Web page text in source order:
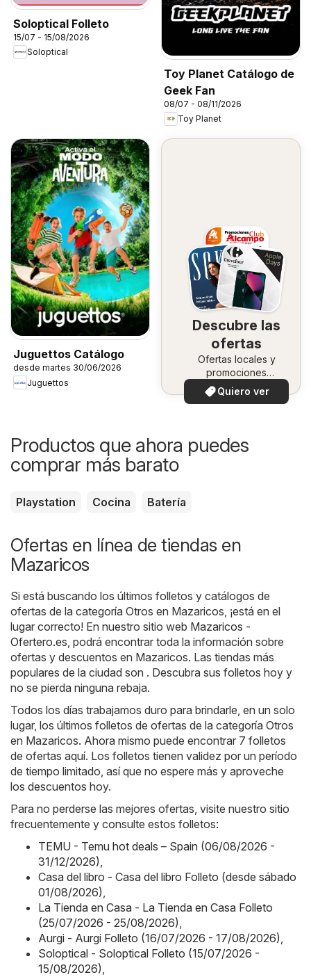
Soloptical Folleto
15/07 - 15/08/2026
Soloptical
Toy Planet Catálogo de
Geek Fan
08/07 - 08/11/2026
Toy Planet
Juguettos Catálogo
desde martes 30/06/2026
Juguettos
Descubre las
ofertas
Ofertas locales y
promociones
especiales.
Quiero ver
Productos que ahora puedes
comprar más barato
Playstation Cocina Batería
Ofertas en línea de tiendas en
Mazaricos
Si está buscando los últimos folletos y catálogos de
ofertas de la categoría Otros en Mazaricos, ¡está en el
lugar correcto! En nuestro sitio web Mazaricos -
Ofertero.es, podrá encontrar toda la información sobre
ofertas y descuentos en Mazaricos. Las tiendas más
populares de la ciudad son . Descubra sus folletos hoy y
no se pierda ninguna rebaja.
Todos los días trabajamos duro para brindarle, en un solo
lugar, los últimos folletos de ofertas de la categoría Otros
en Mazaricos. Ahora mismo puede encontrar 7 folletos
de ofertas aquí. Los folletos tienen validez por un período
de tiempo limitado, así que no espere más y aproveche
los descuentos hoy.
Para no perderse las mejores ofertas, visite nuestro sitio
frecuentemente y consulte estos folletos:
TEMU - Temu hot deals – Spain (06/08/2026 -
31/12/2026),
Casa del libro - Casa del libro Folleto (desde sábado
01/08/2026),
La Tienda en Casa - La Tienda en Casa Folleto
(25/07/2026 - 25/08/2026),
Aurgi - Aurgi Folleto (16/07/2026 - 17/08/2026),
Soloptical - Soloptical Folleto (15/07/2026 -
15/08/2026),